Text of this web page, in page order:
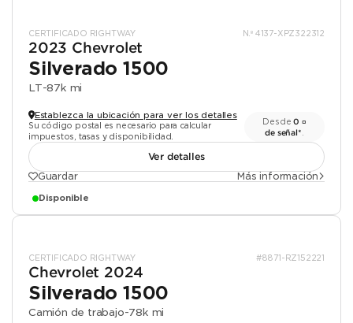
CERTIFICADO RIGHTWAY N.º 4137-XPZ322312
2023 Chevrolet
Silverado 1500
LT-87k mi
Establezca la ubicación para ver los detalles
Su código postal es necesario para calcular
impuestos, tasas y disponibilidad.
Desde0 ¤
de señal*
Ver detalles
Guardar
Más información
Disponible
CERTIFICADO RIGHTWAY #8871-RZ152221
Chevrolet 2024
Silverado 1500
Camión de trabajo-78k mi